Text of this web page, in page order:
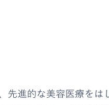
先進的な美容医療をは